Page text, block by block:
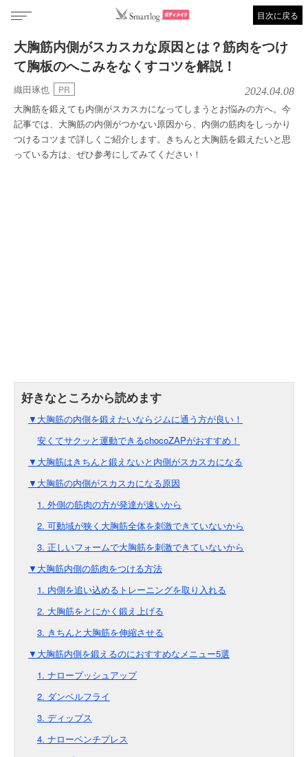
目次に戻る
大胸筋内側がスカスカな原因とは？筋肉をつけ
て胸板のへこみをなくすコツを解説！
織田琢也 PR 2024.04.08
大胸筋を鍛えても内側がスカスカになってしまうとお悩みの方へ。今
記事では、大胸筋の内側がつかない原因から、内側の筋肉をしっかり
つけるコツまで詳しくご紹介します。きちんと大胸筋を鍛えたいと思
っている方は、ぜひ参考にしてみてください！
▼大胸筋の内側を鍛えたいならジムに通う方が良い！
安くてサクッと運動できるchocoZAPがおすすめ！
▼大胸筋はきちんと鍛えないと内側がスカスカになる
▼大胸筋の内側がスカスカになる原因
1. 外側の筋肉の方が発達が速いから
2. 可動域が狭く大胸筋全体を刺激できていないから
3. 正しいフォームで大胸筋を刺激できていないから
▼大胸筋内側の筋肉をつける方法
1. 内側を追い込めるトレーニングを取り入れる
2. 大胸筋をとにかく鍛え上げる
3. きちんと大胸筋を伸縮させる
▼大胸筋内側を鍛えるのにおすすめなメニュー5選
1. ナロープッシュアップ
2. ダンベルフライ
3. ディップス
4. ナローベンチプレス